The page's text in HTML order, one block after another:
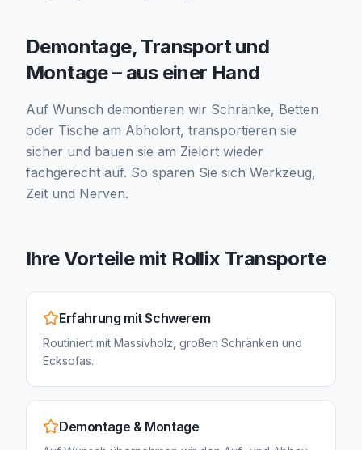
Demontage, Transport und
Montage – aus einer Hand
Auf Wunsch demontieren wir Schränke, Betten
oder Tische am Abholort, transportieren sie
sicher und bauen sie am Zielort wieder
fachgerecht auf. So sparen Sie sich Werkzeug,
Zeit und Nerven.
Ihre Vorteile mit Rollix Transporte
Erfahrung mit Schwerem
Routiniert mit Massivholz, großen Schränken und
Ecksofas.
Demontage & Montage